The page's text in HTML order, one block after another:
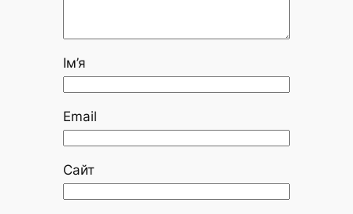
Ім’я
Email
Сайт